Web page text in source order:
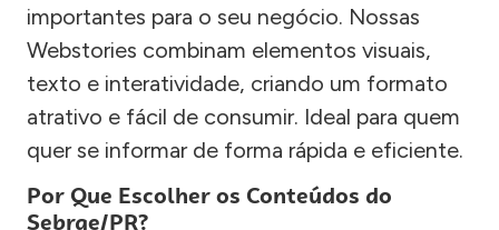
importantes para o seu negócio. Nossas
Webstories combinam elementos visuais,
texto e interatividade, criando um formato
atrativo e fácil de consumir. Ideal para quem
quer se informar de forma rápida e eficiente.
Por Que Escolher os Conteúdos do
Sebrae/PR?